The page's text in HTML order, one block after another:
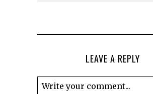
LEAVE A REPLY